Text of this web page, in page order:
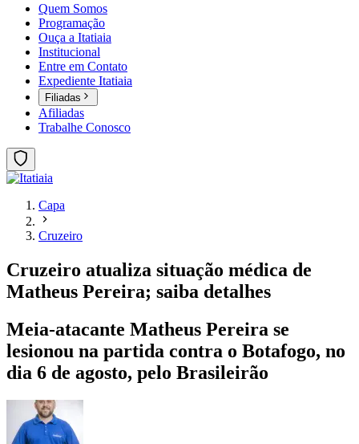
Quem Somos
Programação
Ouça a Itatiaia
Institucional
Entre em Contato
Expediente Itatiaia
Filiadas
Afiliadas
Trabalhe Conosco
Capa
Cruzeiro
Cruzeiro atualiza situação médica de
Matheus Pereira; saiba detalhes
Meia-atacante Matheus Pereira se
lesionou na partida contra o Botafogo, no
dia 6 de agosto, pelo Brasileirão